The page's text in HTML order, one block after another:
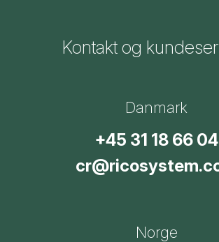
Kontakt og
Danmark
+45 31 18 66 04
Norge